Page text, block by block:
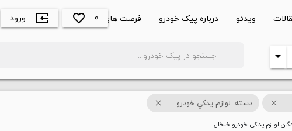
ویدئو درباره پیک خودرو فرصت های شغلیfavorite_border 0
input ورود
arrow_drop_down
close دسته :لوازم يدکي خودرو close
لوازم یدکی خودرو خلخال